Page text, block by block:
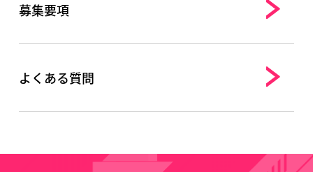
募集要項
よくある質問